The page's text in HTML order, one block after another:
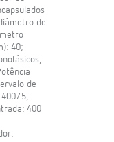
de
40;
de
400/5;
400